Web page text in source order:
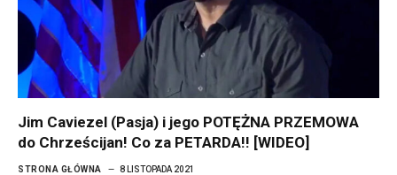
Jim Caviezel (Pasja) i jego POTĘŻNA PRZEMOWA
do Chrześcijan! Co za PETARDA!! [WIDEO]
STRONA GŁÓWNA 8 LISTOPADA 2021